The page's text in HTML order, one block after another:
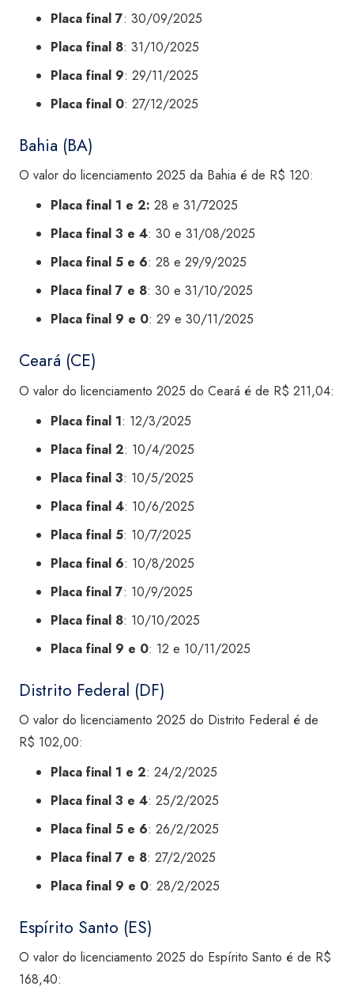
Placa final 7: 30/09/2025
Placa final 8: 31/10/2025
Placa final 9: 29/11/2025
Placa final 0: 27/12/2025
Bahia (BA)
O valor do licenciamento 2025 da Bahia é de R$ 120:
Placa final 1 e 2: 28 e 31/72025
Placa final 3 e 4: 30 e 31/08/2025
Placa final 5 e 6: 28 e 29/9/2025
Placa final 7 e 8: 30 e 31/10/2025
Placa final 9 e 0: 29 e 30/11/2025
Ceará (CE)
O valor do licenciamento 2025 do Ceará é de R$ 211,04:
Placa final 1: 12/3/2025
Placa final 2: 10/4/2025
Placa final 3: 10/5/2025
Placa final 4: 10/6/2025
Placa final 5: 10/7/2025
Placa final 6: 10/8/2025
Placa final 7: 10/9/2025
Placa final 8: 10/10/2025
Placa final 9 e 0: 12 e 10/11/2025
Distrito Federal (DF)
O valor do licenciamento 2025 do Distrito Federal é de
R$ 102,00:
Placa final 1 e 2: 24/2/2025
Placa final 3 e 4: 25/2/2025
Placa final 5 e 6: 26/2/2025
Placa final 7 e 8: 27/2/2025
Placa final 9 e 0: 28/2/2025
Espírito Santo (ES)
O valor do licenciamento 2025 do Espírito Santo é de R$
168,40: